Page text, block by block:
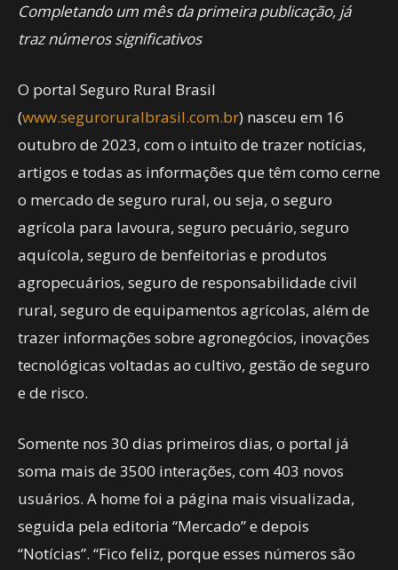
Completando um mês da primeira publicação, já
traz números significativos
O portal Seguro Rural Brasil
(www.seguroruralbrasil.com.br) nasceu em 16
outubro de 2023, com o intuito de trazer notícias,
artigos e todas as informações que têm como cerne
o mercado de seguro rural, ou seja, o seguro
agrícola para lavoura, seguro pecuário, seguro
aquícola, seguro de benfeitorias e produtos
agropecuários, seguro de responsabilidade civil
rural, seguro de equipamentos agrícolas, além de
trazer informações sobre agronegócios, inovações
tecnológicas voltadas ao cultivo, gestão de seguro
e de risco.
Somente nos 30 dias primeiros dias, o portal já
soma mais de 3500 interações, com 403 novos
usuários. A home foi a página mais visualizada,
seguida pela editoria “Mercado” e depois
“Notícias”. “Fico feliz, porque esses números são